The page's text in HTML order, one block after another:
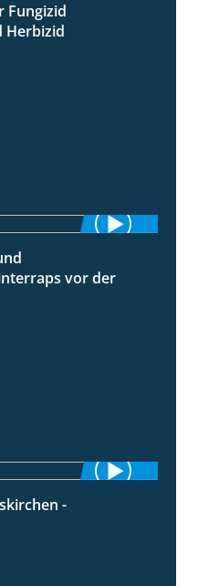
Fungizid
Herbizid
vor der
-